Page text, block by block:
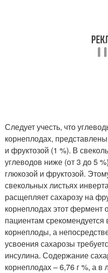
Следует учесть, что
корнеплодах,
и фруктозой (1 %). В
углеводов ниже (от 3 до 5
глюкозой и фруктозой.
свекольных листьях
расщепляет сахарозу на
корнеплодах этот фермент
пациентам
корнеплоды, а
усвоения сахарозы
инсулина. Содержание
корнеплодах – 6,76 г %, а в